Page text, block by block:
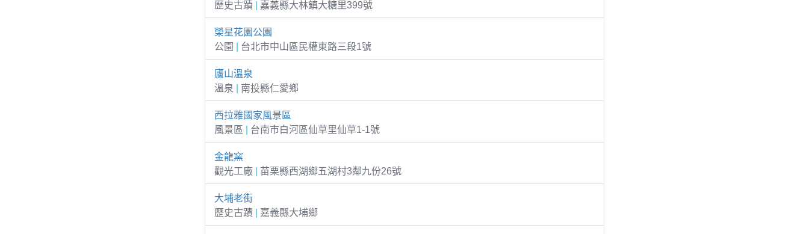
歷史古蹟
嘉義縣大林鎮大糖里399號
榮星花園公園
公園
台北市中山區民權東路三段1號
廬山溫泉
溫泉
南投縣仁愛鄉
西拉雅國家風景區
風景區
台南市白河區仙草里仙草1-1號
金龍窯
觀光工廠
苗栗縣西湖鄉五湖村3鄰九份26號
大埔老街
歷史古蹟
嘉義縣大埔鄉